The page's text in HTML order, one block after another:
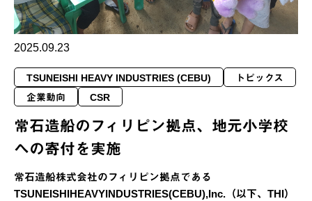
2025.09.23
TSUNEISHI HEAVY INDUSTRIES (CEBU)
トピックス
企業動向
CSR
常石造船のフィリピン拠点、地元小学校
への寄付を実施
常石造船株式会社のフィリピン拠点である
TSUNEISHIHEAVYINDUSTRIES(CEBU),Inc.（以下、THI）